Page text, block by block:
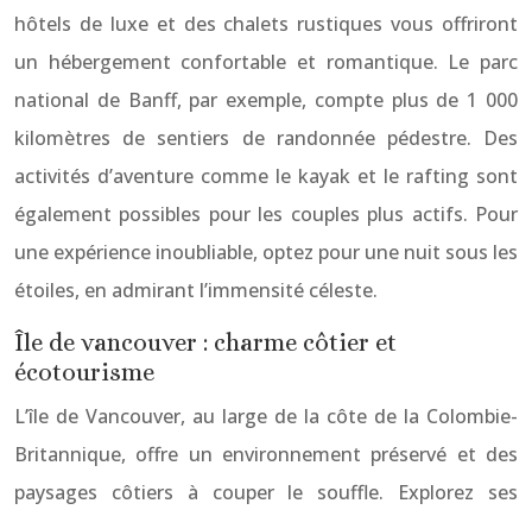
hôtels de luxe et des chalets rustiques vous offriront
un hébergement confortable et romantique. Le parc
national de Banff, par exemple, compte plus de 1 000
kilomètres de sentiers de randonnée pédestre. Des
activités d’aventure comme le kayak et le rafting sont
également possibles pour les couples plus actifs. Pour
une expérience inoubliable, optez pour une nuit sous les
étoiles, en admirant l’immensité céleste.
Île de vancouver : charme côtier et
écotourisme
L’île de Vancouver, au large de la côte de la Colombie-
Britannique, offre un environnement préservé et des
paysages côtiers à couper le souffle. Explorez ses